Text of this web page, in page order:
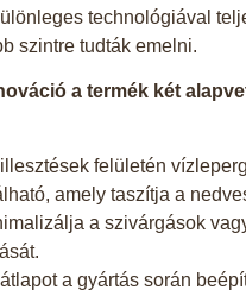
technológiával
szintre tudták emelni.
a termék két
felületén
amely taszítja a
a szivárgások
a gyártás során